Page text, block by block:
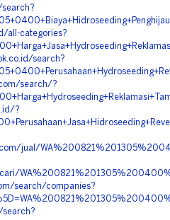
all-categories?
search?
search/?
?
jual/
search/companies?